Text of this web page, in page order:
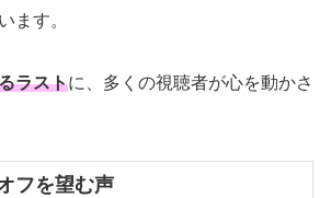
ます。
ラストに、多くの視聴者が心を動かさ
フを望む声